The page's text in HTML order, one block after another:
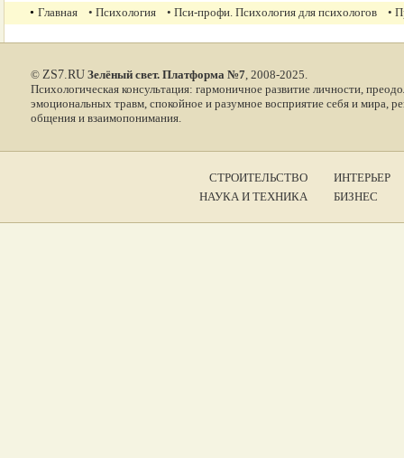
• Главная • Психология • Пси-профи. Психология для психологов •
© ZS7.RU Зелёный свет. Платформа №7, 2008-2025.
Психологическая консультация: гармоничное развитие личности,
эмоциональных травм, спокойное и разумное восприятие себя и мира,
общения и взаимопонимания.
СТРОИТЕЛЬСТВО
ИНТЕРЬЕР
НАУКА И ТЕХНИКА
БИЗНЕС